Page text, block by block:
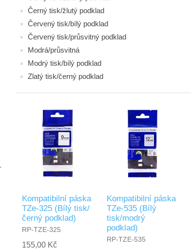
Černý tisk/žlutý podklad
Červený tisk/bílý podklad
Červený tisk/průsvitný podklad
Modrá/průsvitná
Modrý tisk/bílý podklad
Zlatý tisk/černý podklad
Kompatibilní páska
TZe-325 (Bílý tisk/
černý podklad)
RP-TZE-325
155,00 Kč
Kompatibilní páska
TZe-535 (Bílý
tisk/modrý
podklad)
RP-TZE-535